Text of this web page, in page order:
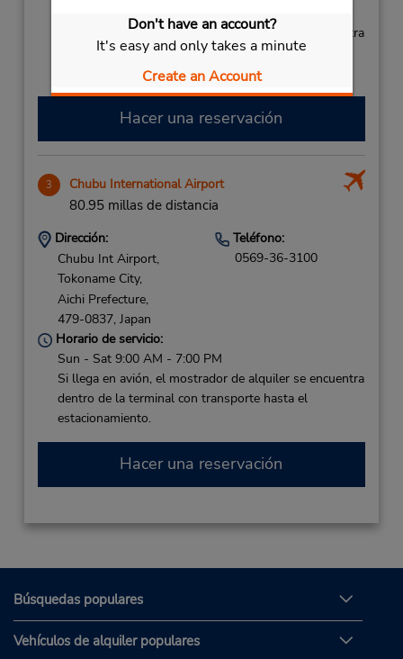
Don't have an account?
It's easy and only takes a minute
Create an Account
Si llega en avión, el mostrador de alquiler se encuentra
dentro de la terminal con transporte hasta el
estacionamiento.
Hacer una reservación
3 Chubu International Airport
80.95 millas de distancia
Dirección:
Chubu Int Airport,
Tokoname City,
Aichi Prefecture,
479-0837, Japan
Teléfono:
0569-36-3100
Horario de servicio:
Sun - Sat 9:00 AM - 7:00 PM
Si llega en avión, el mostrador de alquiler se encuentra
dentro de la terminal con transporte hasta el
estacionamiento.
Hacer una reservación
Búsquedas populares
Vehículos de alquiler populares